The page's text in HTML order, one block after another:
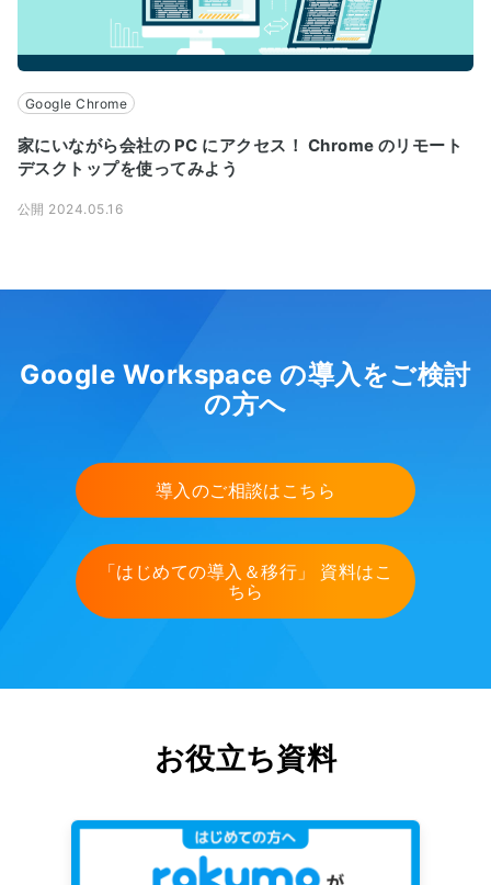
Google Chrome
家にいながら会社の PC にアクセス！ Chrome のリモート
デスクトップを使ってみよう
公開 2024.05.16
Google Workspace の導入をご検討
の方へ
導入のご相談はこちら
「はじめての導入＆移行」 資料はこ
ちら
お役立ち資料